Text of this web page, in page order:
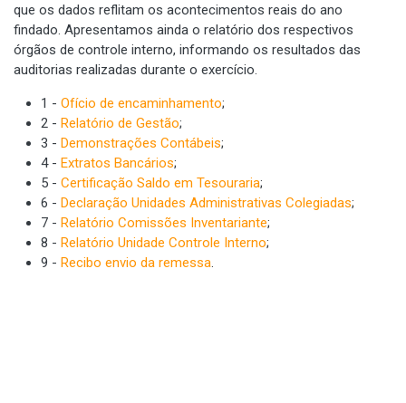
que os dados reflitam os acontecimentos reais do ano
findado. Apresentamos ainda o relatório dos respectivos
órgãos de controle interno, informando os resultados das
auditorias realizadas durante o exercício.
1 - Ofício de encaminhamento;
2 - Relatório de Gestão;
3 - Demonstrações Contábeis;
4 - Extratos Bancários;
5 - Certificação Saldo em Tesouraria;
6 - Declaração Unidades Administrativas Colegiadas;
7 - Relatório Comissões Inventariante;
8 - Relatório Unidade Controle Interno;
9 - Recibo envio da remessa.